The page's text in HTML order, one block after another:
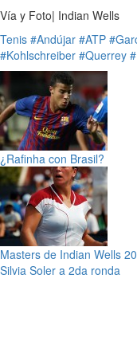
Vía y Foto| Indian Wells
Tenis #Andújar #ATP
#Kohlschreiber #Querrey
¿Rafinha con Brasil?
Masters de Indian Wells
Silvia Soler a 2da ronda